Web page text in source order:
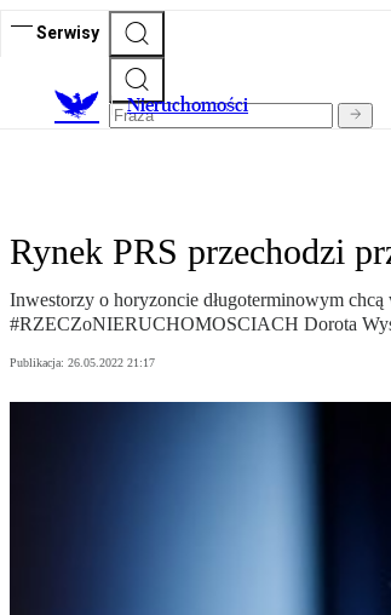
Serwisy
Nieruchomości
Rynek PRS przechodzi
Inwestorzy o horyzoncie długoterminowym
#RZECZoNIERUCHOMOSCIACH Dorota
Publikacja: 26.05.2022 21:17